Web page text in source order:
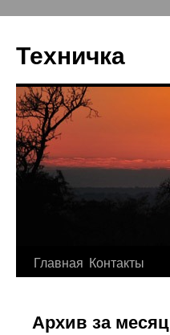
содержимому
Техничка
Главная Контакты
Архив за